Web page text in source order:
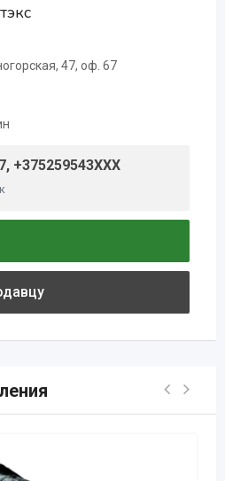
47, оф. 67
+375259543XXX